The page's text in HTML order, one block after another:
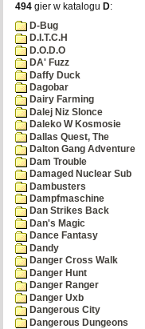
494 gier w katalogu D:
D-Bug
D.I.T.C.H
D.O.D.O
DA' Fuzz
Daffy Duck
Dagobar
Dairy Farming
Dalej Niz Slonce
Daleko W Kosmosie
Dallas Quest, The
Dalton Gang Adventure
Dam Trouble
Damaged Nuclear Sub
Dambusters
Dampfmaschine
Dan Strikes Back
Dan's Magic
Dance Fantasy
Dandy
Danger Cross Walk
Danger Hunt
Danger Ranger
Danger Uxb
Dangerous City
Dangerous Dungeons